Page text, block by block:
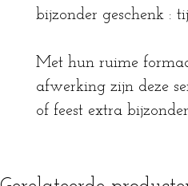
bijzonder geschenk :
Met hun ruime
afwerking zijn deze
of feest extra